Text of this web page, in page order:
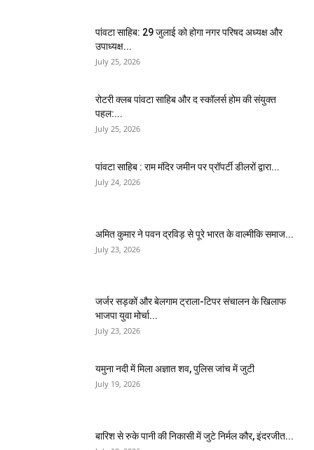
पांवटा साहिब: 29 जुलाई को होगा नगर परिषद अध्यक्ष और
उपाध्यक्ष...
July 25, 2026
​रोटरी क्लब पांवटा साहिब और द स्कॉलर्स होम की संयुक्त
पहल:...
July 25, 2026
पांवटा साहिब : राम मंदिर जमीन पर प्रॉपर्टी डीलरों द्वारा...
July 24, 2026
अमित कुमार ने पवन द्रविड़ से पूरे भारत के वाल्मीकि समाज...
July 23, 2026
जर्जर सड़कों और बेलगाम ट्राला-टिपर संचालन के खिलाफ
भाजपा युवा मोर्चा...
July 23, 2026
यमुना नदी में मिला अज्ञात शव, पुलिस जांच में जुटी
July 19, 2026
बारिश से रुके पानी की निकासी में जुटे निर्मल कौर, इंदरजीत...